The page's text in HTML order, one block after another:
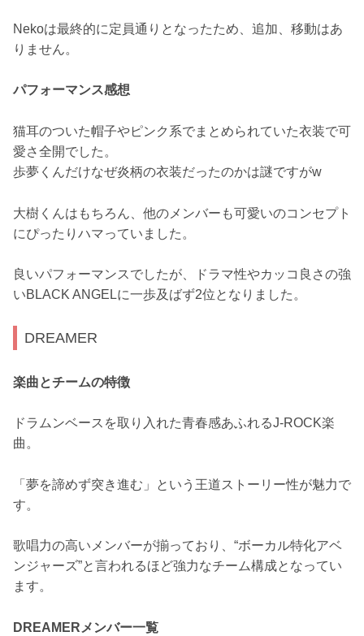
Nekoは最終的に定員通りとなったため、追加、移動はあ
りません。
パフォーマンス感想
猫耳のついた帽子やピンク系でまとめられていた衣装で可
愛さ全開でした。
歩夢くんだけなぜ炎柄の衣装だったのかは謎ですがw
大樹くんはもちろん、他のメンバーも可愛いのコンセプト
にぴったりハマっていました。
良いパフォーマンスでしたが、ドラマ性やカッコ良さの強
いBLACK ANGELに一歩及ばず2位となりました。
DREAMER
楽曲とチームの特徴
ドラムンベースを取り入れた青春感あふれるJ-ROCK楽
曲。
「夢を諦めず突き進む」という王道ストーリー性が魅力で
す。
歌唱力の高いメンバーが揃っており、“ボーカル特化アベ
ンジャーズ”と言われるほど強力なチーム構成となってい
ます。
DREAMERメンバー一覧